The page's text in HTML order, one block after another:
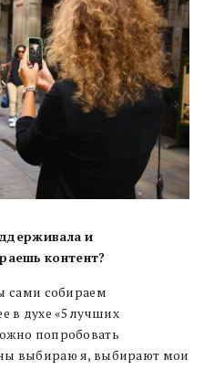
и
контент?
сами собираем
в духе «5 лучших
попробовать
выбираю я, выбирают мои